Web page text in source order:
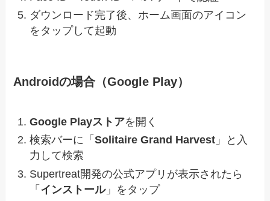
ダウンロード完了後、ホーム画面のアイコン
をタップして起動
Androidの場合（Google Play）
Google Playストアを開く
検索バーに「Solitaire Grand Harvest 」と入
力して検索
Supertreat開発の公式アプリが表示されたら
「 インストール」をタップ